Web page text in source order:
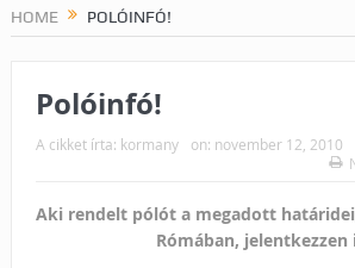
HOME POLÓINFÓ!
Polóinfó!
A cikket írta: kormany on: november 12, 2010
Aki rendelt pólót a megadott
Rómában, jelentkezzen